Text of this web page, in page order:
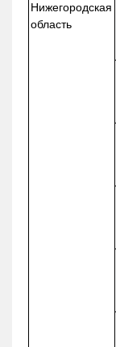
Нижегородская
область